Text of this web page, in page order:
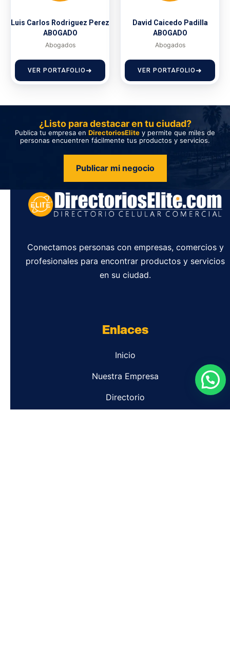
Luis Carlos Rodriguez Perez
ABOGADO
Abogados
VER PORTAFOLIO
David Caicedo Padilla
ABOGADO
Abogados
VER PORTAFOLIO
¿Listo para destacar en tu ciudad?
Publica tu empresa en DirectoriosElite y permite que miles de
personas encuentren fácilmente tus productos y servicios.
Publicar mi negocio
Conectamos personas con empresas, comercios y
profesionales para encontrar productos y servicios
en su ciudad.
Enlaces
Inicio
Nuestra Empresa
Directorio